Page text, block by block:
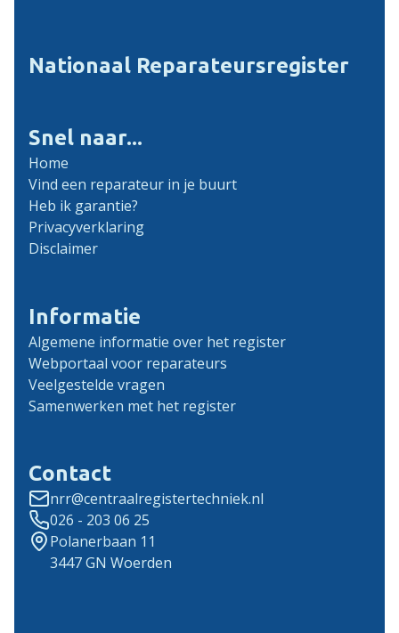
Nationaal Reparateursregister
Snel naar...
Home
Vind een reparateur in je buurt
Heb ik garantie?
Privacyverklaring
Disclaimer
Informatie
Algemene informatie over het register
Webportaal voor reparateurs
Veelgestelde vragen
Samenwerken met het register
Contact
nrr@centraalregistertechniek.nl
026 - 203 06 25
Polanerbaan 11
3447 GN Woerden